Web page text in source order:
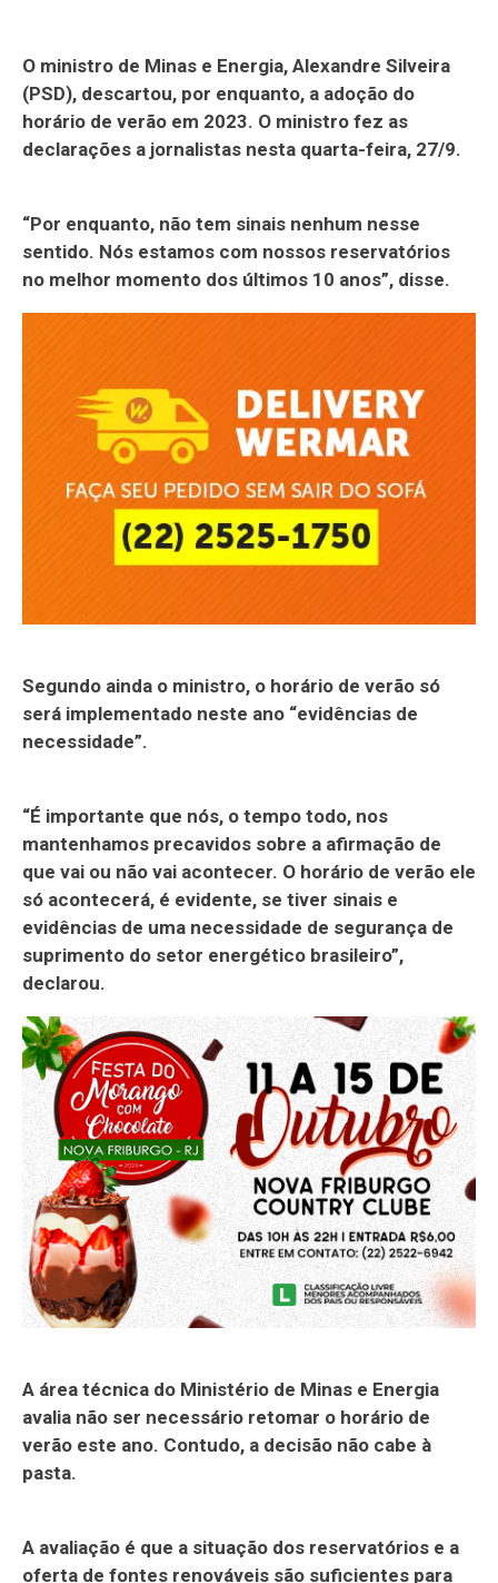
O ministro de Minas e Energia, Alexandre Silveira
(PSD), descartou, por enquanto, a adoção do
horário de verão em 2023. O ministro fez as
declarações a jornalistas nesta quarta-feira, 27/9.
“Por enquanto, não tem sinais nenhum nesse
sentido. Nós estamos com nossos reservatórios
no melhor momento dos últimos 10 anos”, disse.
Segundo ainda o ministro, o horário de verão só
será implementado neste ano “evidências de
necessidade”.
“É importante que nós, o tempo todo, nos
mantenhamos precavidos sobre a afirmação de
que vai ou não vai acontecer. O horário de verão ele
só acontecerá, é evidente, se tiver sinais e
evidências de uma necessidade de segurança de
suprimento do setor energético brasileiro”,
declarou.
A área técnica do Ministério de Minas e Energia
avalia não ser necessário retomar o horário de
verão este ano. Contudo, a decisão não cabe à
pasta.
A avaliação é que a situação dos reservatórios e a
oferta de fontes renováveis são suficientes para